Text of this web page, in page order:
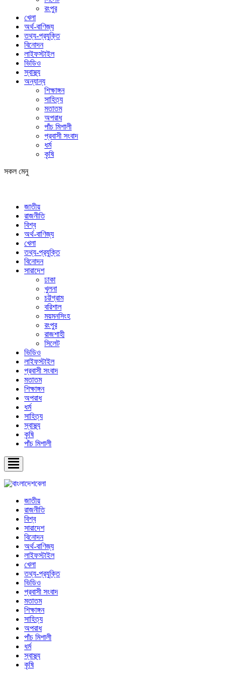
রংপুর
খেলা
অর্থ-বাণিজ্য
তথ্য-প্রযুক্তি
বিনোদন
লাইফস্টাইল
ভিডিও
স্বাস্থ্য
অন্যান্য
শিক্ষাঙ্গন
সাহিত্য
মতাতম
অপরাধ
পাঁচ মিশালী
প্রবাসী সংবাদ
ধর্ম
কৃষি
সকল মেনু
জাতীয়
রাজনীতি
বিশ্ব
অর্থ-বাণিজ্য
খেলা
তথ্য-প্রযুক্তি
বিনোদন
সারাদেশ
ঢাকা
খুলনা
চট্টগ্রাম
বরিশাল
ময়মনসিংহ
রংপুর
রাজশাহী
সিলেট
ভিডিও
লাইফস্টাইল
প্রবাসী সংবাদ
মতাতম
শিক্ষাঙ্গন
অপরাধ
ধর্ম
সাহিত্য
স্বাস্থ্য
কৃষি
পাঁচ মিশালী
জাতীয়
রাজনীতি
বিশ্ব
সারাদেশ
বিনোদন
অর্থ-বাণিজ্য
লাইফস্টাইল
খেলা
তথ্য-প্রযুক্তি
ভিডিও
প্রবাসী সংবাদ
মতাতম
শিক্ষাঙ্গন
সাহিত্য
অপরাধ
পাঁচ মিশালী
ধর্ম
স্বাস্থ্য
কৃষি